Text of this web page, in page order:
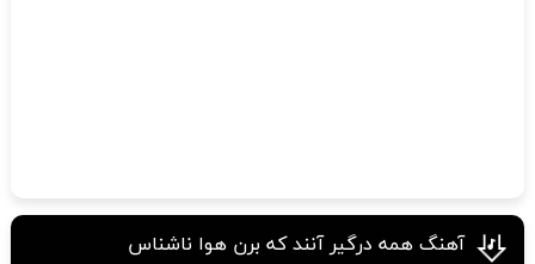
آهنگ همه درگیر آنند که برن هوا ناشناس